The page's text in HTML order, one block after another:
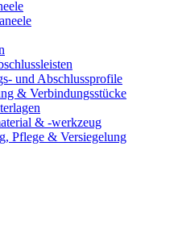
und Abschlussprofile
& Verbindungsstücke
& -werkzeug
Pflege & Versiegelung